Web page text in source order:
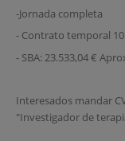
-Jornada completa
- Contrato temporal
- SBA: 23.533,04 €
Interesados mandar
"Investigador de